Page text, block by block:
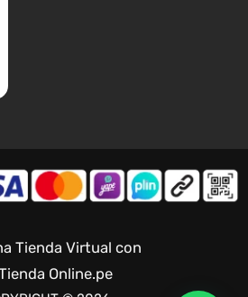
Tienda Virtual con
Online.pe